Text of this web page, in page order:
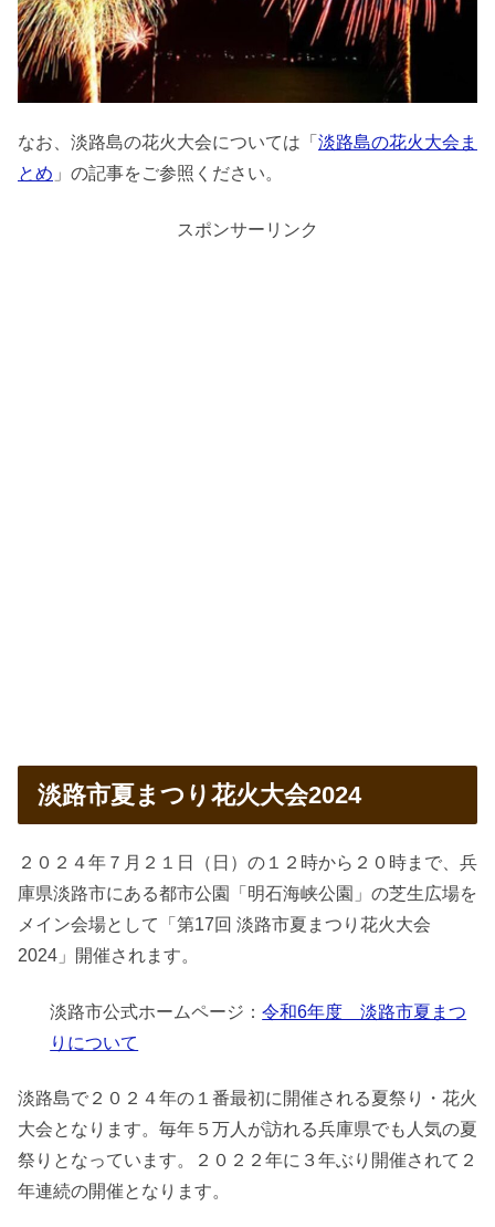
なお、淡路島の花火大会については「 淡路島の花火大会ま
とめ 」の記事をご参照ください。
スポンサーリンク
淡路市夏まつり花火大会2024
２０２４年７月２１日（日）の１２時から２０時まで、兵
庫県淡路市にある都市公園「明石海峡公園」の芝生広場を
メイン会場として「第17回 淡路市夏まつり花火大会
2024」開催されます。
淡路市公式ホームページ：令和6年度 淡路市夏まつ
りについて
淡路島で２０２４年の１番最初に開催される夏祭り・花火
大会となります。毎年５万人が訪れる兵庫県でも人気の夏
祭りとなっています。２０２２年に３年ぶり開催されて２
年連続の開催となります。